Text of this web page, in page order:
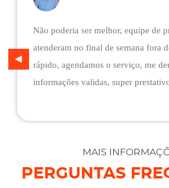
Não poderia ser melhor, equipe de
atenderam no final de semana fora
rápido, agendamos o serviço, me
informações validas, super
desviaram para uma oficina mais
qualquer custo na maior boa
MAIS
PERGUNTAS